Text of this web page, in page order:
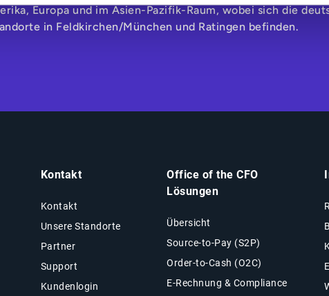
Europa und im Asien-Pazifik-Raum, wobei sich die
in Feldkirchen/München und Ratingen befinden.
Kontakt
Kontakt
Unsere Standorte
Partner
Support
Kundenlogin
Office of the CFO
Lösungen
Übersicht
Source-to-Pay (S2P)
Order-to-Cash (O2C)
E-Rechnung & Compliance